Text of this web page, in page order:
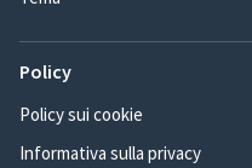
Policy
Policy sui cookie
Informativa sulla privacy